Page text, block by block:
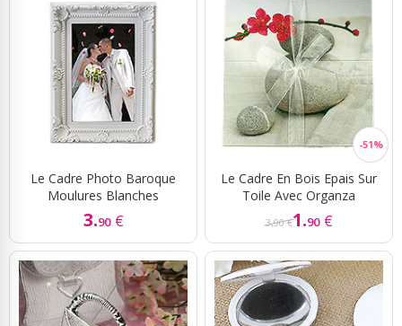
Le Cadre Photo Baroque
Moulures Blanches
3.90 €
Le Cadre En Bois Epais Sur
Toile Avec Organza
3,90 €1.90 €